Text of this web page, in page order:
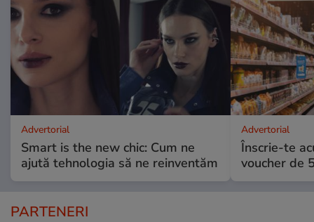
Advertorial
Smart is the new chic: Cum ne
ajută tehnologia să ne reinventăm
Advertorial
Înscrie-te
voucher de
PARTENERI